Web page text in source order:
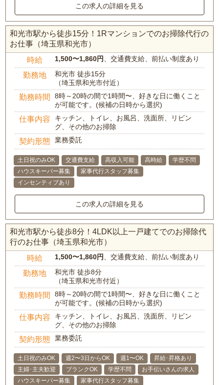
この求人の詳細を見る
和光市駅から徒歩15分！1Rマンションでのお掃除代行の
お仕事（埼玉県和光市）
時給 1,500〜1,860円、交通費支給、前払い制度あり
勤務地
和光市 徒歩15分
（埼玉県和光市付近）
勤務時間
8時～20時の間で1時間〜、好きな日に働くこと
が可能です。(候補の日時から選択)
仕事内容
キッチン、トイレ、お風呂、洗面所、リビン
グ、その他のお掃除
契約形態 業務委託
土日祝のみOK 交通費支給 高収入可能 高時給
学歴不問
ハウスキーパー募集
家事代行スタッフ募集
インセンティブあり
この求人の詳細を見る
和光市駅から徒歩8分！4LDK以上一戸建てでのお掃除代
行のお仕事（埼玉県和光市）
時給 1,500〜1,860円、交通費支給、前払い制度あり
勤務地
和光市 徒歩8分
（埼玉県和光市付近）
勤務時間
8時～20時の間で1時間〜、好きな日に働くこと
が可能です。(候補の日時から選択)
仕事内容
キッチン、トイレ、お風呂、洗面所、リビン
グ、その他のお掃除
契約形態 業務委託
土日祝のみOK 週2〜3日からOK 週1〜OK
昇給･昇格あり
主婦･主夫歓迎
ブランクOK 学歴不問
お手伝いさんの求人
ハウスキーパー募集
家事代行スタッフ募集